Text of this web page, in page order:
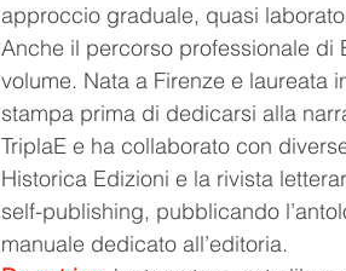
approccio graduale, quasi
Anche il percorso professionale di
volume. Nata a Firenze e laureata
stampa prima di dedicarsi alla
TriplaE e ha collaborato con
Historica Edizioni e la rivista
self-publishing, pubblicando
manuale dedicato all’editoria.